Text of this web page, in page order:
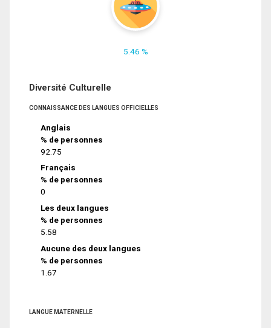
5.46 %
Diversité Culturelle
CONNAISSANCE DES LANGUES OFFICIELLES
Anglais
% de personnes
92.75
Français
% de personnes
0
Les deux langues
% de personnes
5.58
Aucune des deux langues
% de personnes
1.67
LANGUE MATERNELLE